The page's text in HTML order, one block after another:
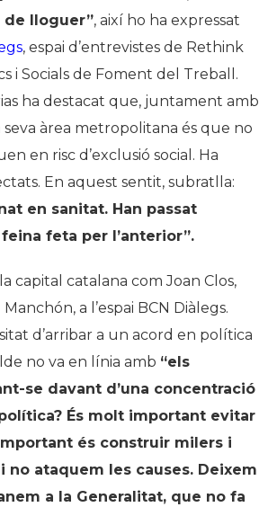
de lloguer”, així ho ha expressat
, espai d’entrevistes de Rethink
i Socials de Foment del Treball.
ha destacat que, juntament amb
àrea metropolitana és que no
en risc d’exclusió social. Ha
En aquest sentit, subratlla:
en sanitat. Han passat
feta per l’anterior”.
capital catalana com Joan Clos,
a l’espai BCN Diàlegs.
d’arribar a un acord en política
no va en línia amb “els
se davant d’una concentració
tica? És molt important evitar
és construir milers i
ataquem les causes. Deixem
a la Generalitat, que no fa